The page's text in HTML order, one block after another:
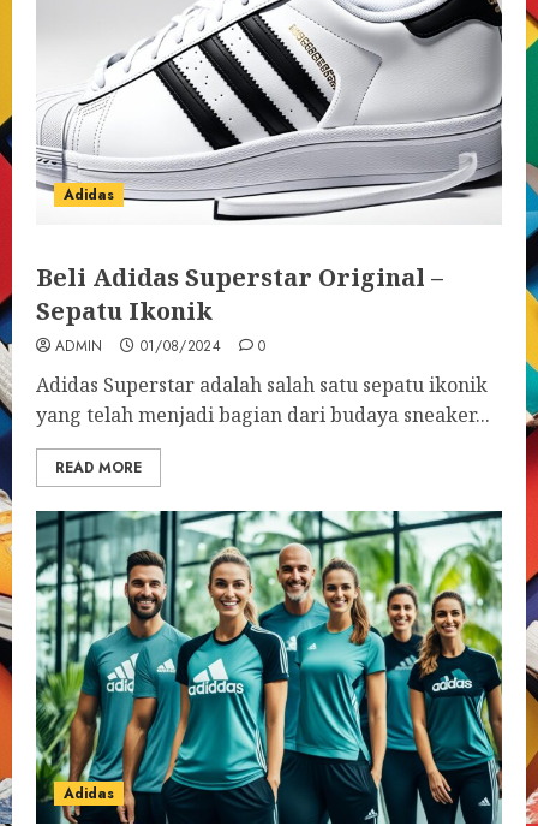
Adidas
Beli Adidas Superstar Original –
Sepatu Ikonik
ADMIN 01/08/2024 0
Adidas Superstar adalah salah satu sepatu ikonik
yang telah menjadi bagian dari budaya sneaker...
READ MORE
Adidas